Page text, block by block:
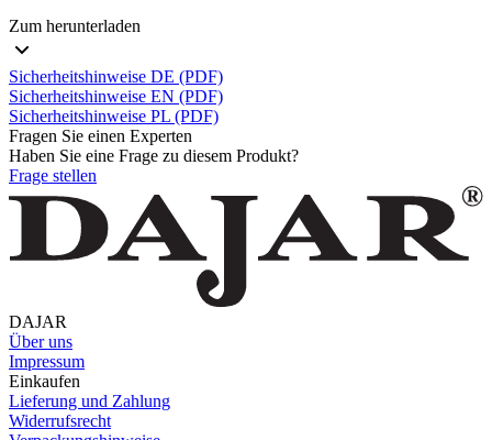
Zum herunterladen
Sicherheitshinweise DE (PDF)
Sicherheitshinweise EN (PDF)
Sicherheitshinweise PL (PDF)
Fragen Sie einen Experten
Haben Sie eine Frage zu diesem Produkt?
Frage stellen
DAJAR
Über uns
Impressum
Einkaufen
Lieferung und Zahlung
Widerrufsrecht